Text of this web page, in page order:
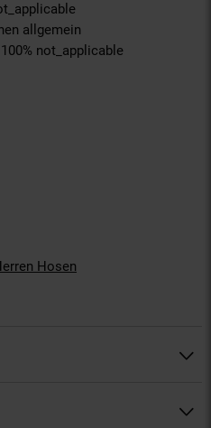
allgemein
not_applicable
Hosen